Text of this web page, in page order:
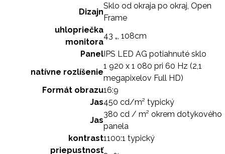
Dizajn
Sklo od okraja po okraj, Open
Frame
uhlopriečka
monitora
43 „, 108cm
Panel IPS LED AG potiahnuté sklo
natívne rozlíšenie
1 920 x 1 080 pri 60 Hz (2,1
megapixelov Full HD)
Formát obrazu16:9
Jas450 cd/m² typický
Jas
380 cd / m² okrem dotykového
panela
kontrast1100:1 typický
priepustnosť